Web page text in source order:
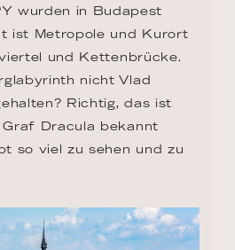
wurden in Budapest
ist Metropole und Kurort
und Kettenbrücke.
nicht Vlad
Richtig, das ist
Dracula bekannt
so viel zu sehen und zu